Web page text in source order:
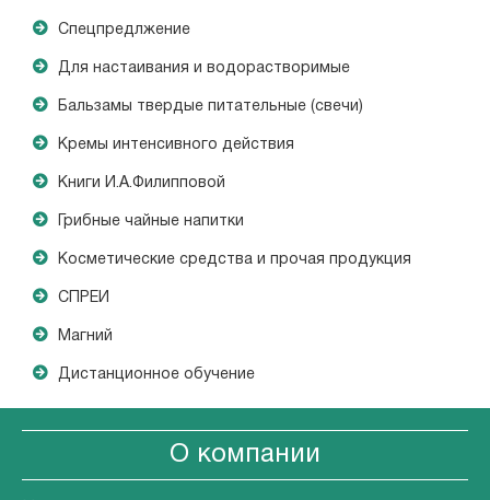
Спецпредлжение
Для настаивания и водорастворимые
Бальзамы твердые питательные (свечи)
Кремы интенсивного действия
Книги И.А.Филипповой
Грибные чайные напитки
Косметические средства и прочая продукция
СПРЕИ
Магний
Дистанционное обучение
О компании